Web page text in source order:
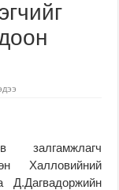
залгамжлагч
Халловийний
Д.Дагвадоржийн